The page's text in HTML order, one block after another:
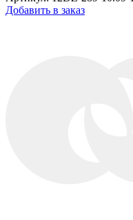
Добавить в заказ